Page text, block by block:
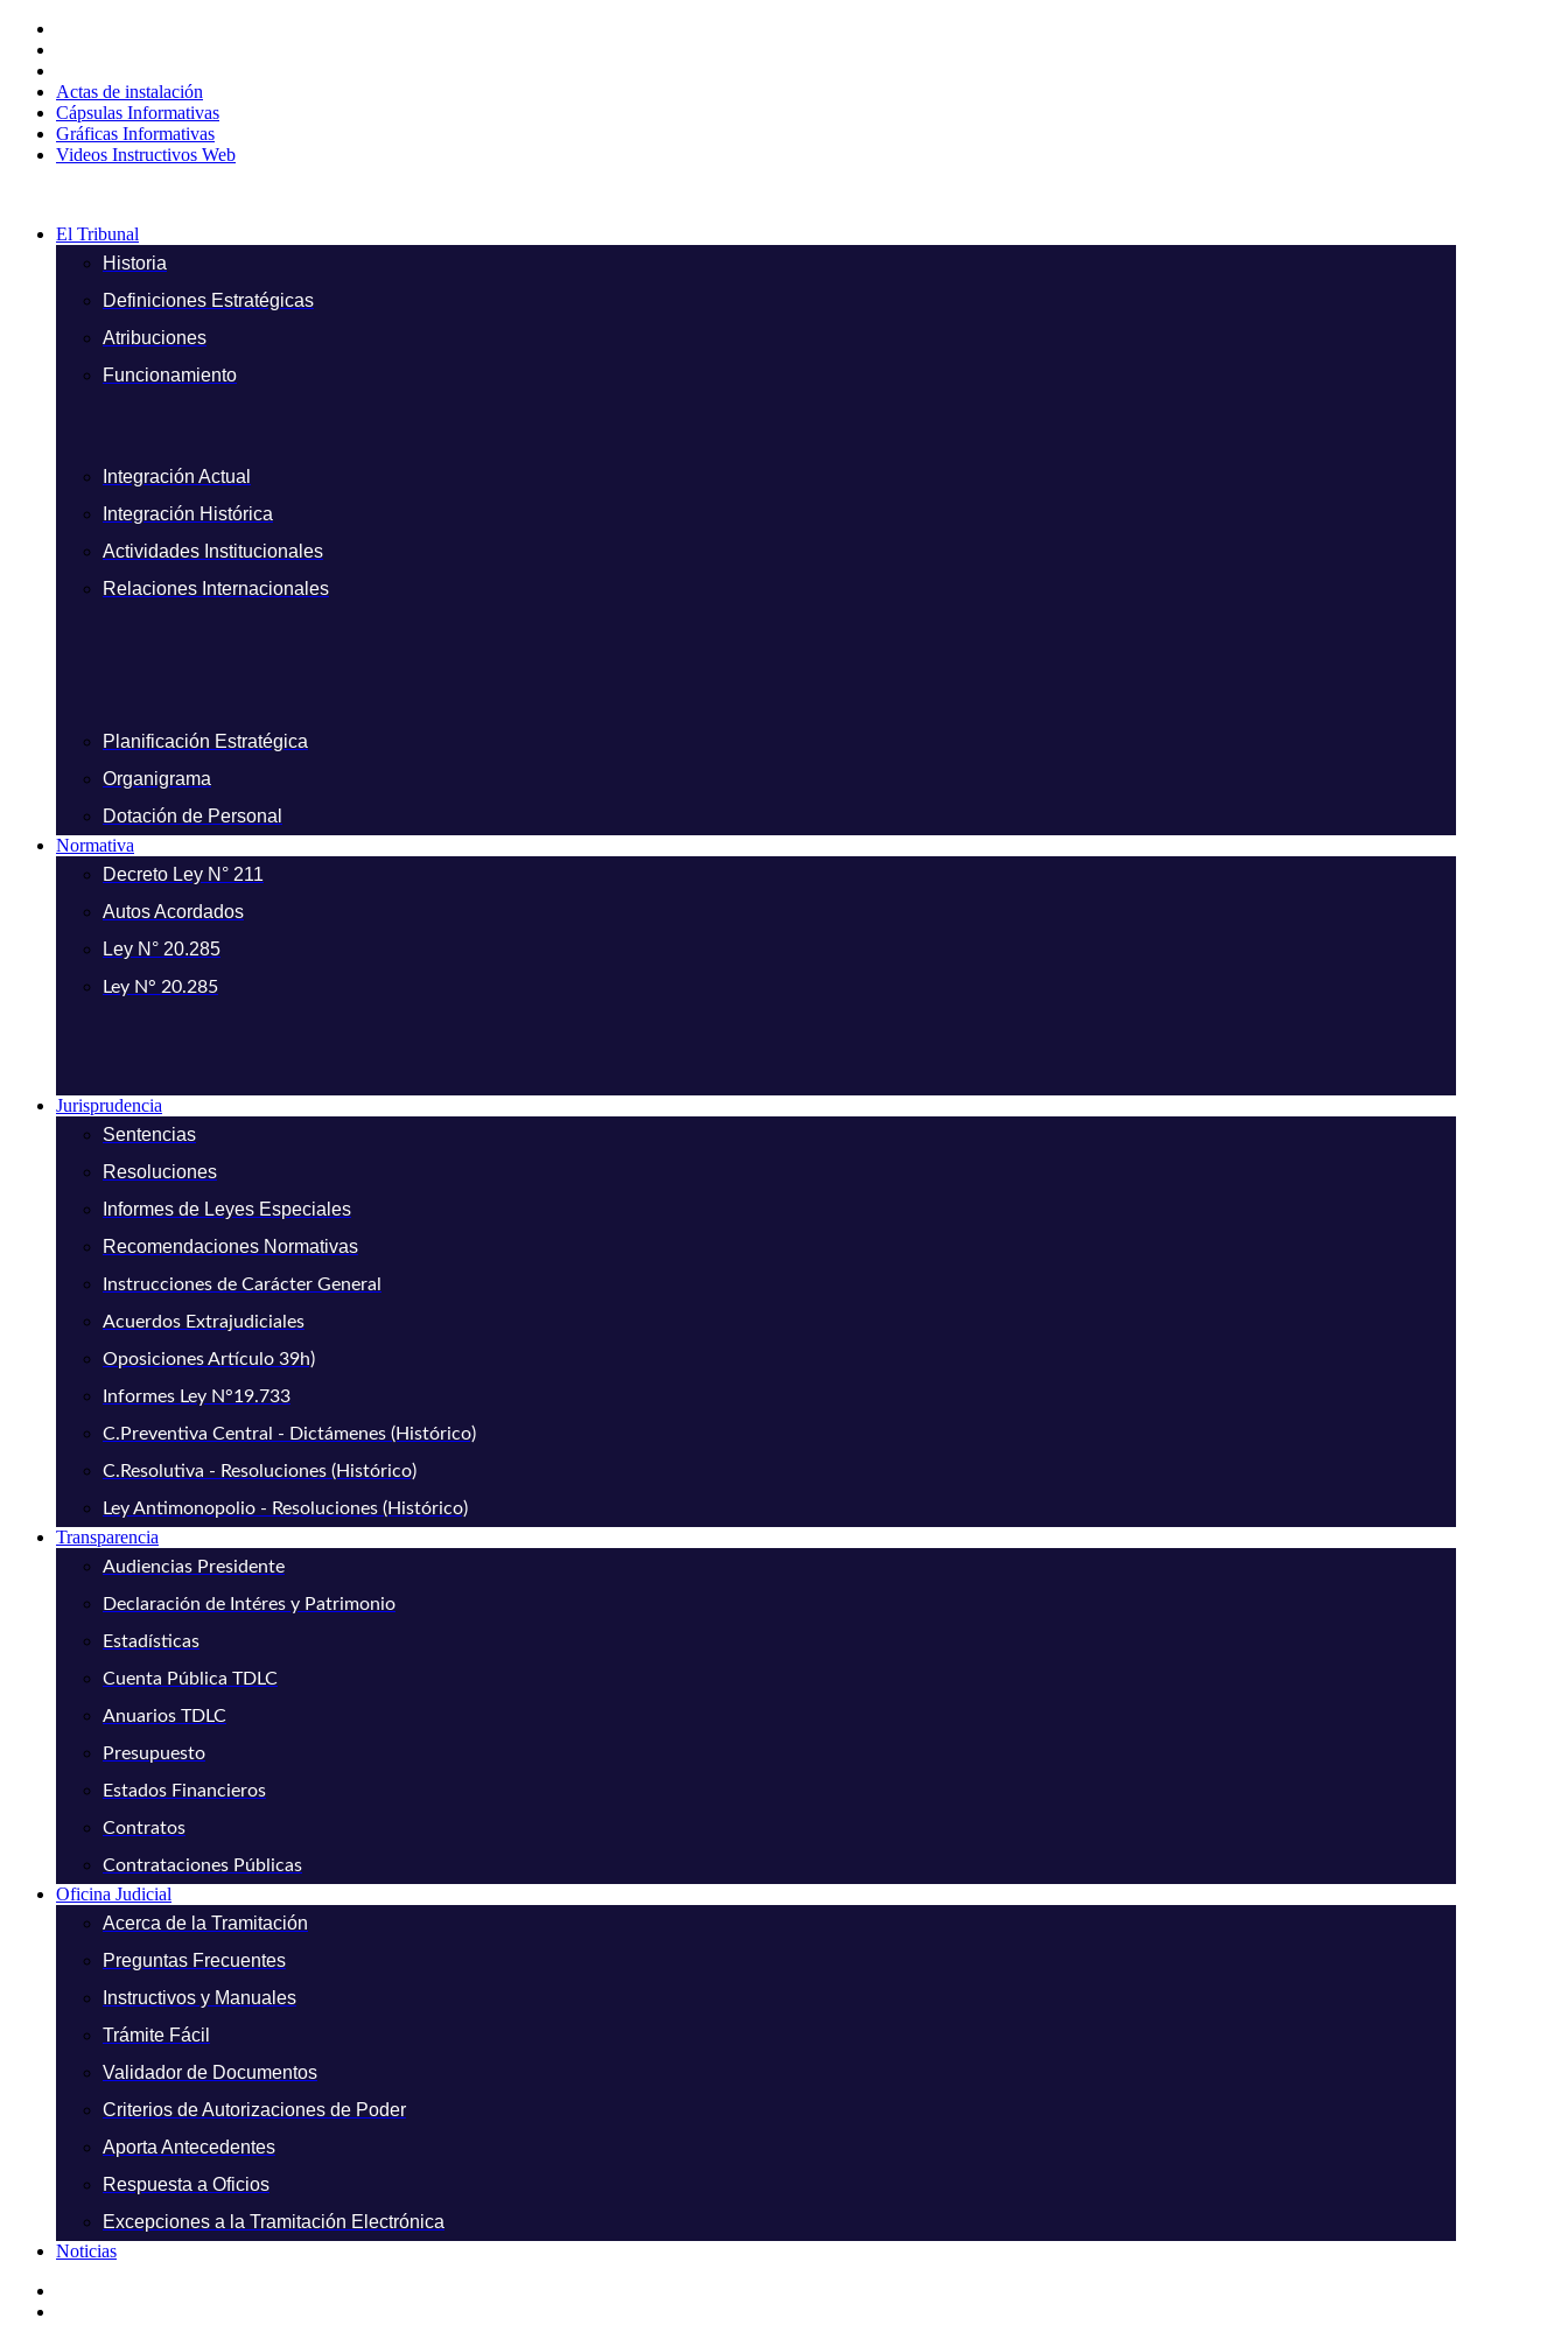
contenido
Actas de instalación
Cápsulas Informativas
Gráficas Informativas
Videos Instructivos Web
El Tribunal
Historia
Definiciones Estratégicas
Atribuciones
Funcionamiento
Integración Actual
Integración Histórica
Actividades Institucionales
Relaciones Internacionales
Planificación Estratégica
Organigrama
Dotación de Personal
Normativa
Decreto Ley N° 211
Autos Acordados
Ley N° 20.285
Ley N° 20.285
Jurisprudencia
Sentencias
Resoluciones
Informes de Leyes Especiales
Recomendaciones Normativas
Instrucciones de Carácter General
Acuerdos Extrajudiciales
Oposiciones Artículo 39h)
Informes Ley N°19.733
C.Preventiva Central - Dictámenes (Histórico)
C.Resolutiva - Resoluciones (Histórico)
Ley Antimonopolio - Resoluciones (Histórico)
Transparencia
Audiencias Presidente
Declaración de Intéres y Patrimonio
Estadísticas
Cuenta Pública TDLC
Anuarios TDLC
Presupuesto
Estados Financieros
Contratos
Contrataciones Públicas
Oficina Judicial
Acerca de la Tramitación
Preguntas Frecuentes
Instructivos y Manuales
Trámite Fácil
Validador de Documentos
Criterios de Autorizaciones de Poder
Aporta Antecedentes
Respuesta a Oficios
Excepciones a la Tramitación Electrónica
Noticias